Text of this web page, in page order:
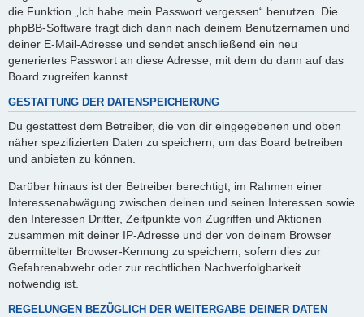
die Funktion „Ich habe mein Passwort vergessen“ benutzen. Die
phpBB-Software fragt dich dann nach deinem Benutzernamen und
deiner E-Mail-Adresse und sendet anschließend ein neu
generiertes Passwort an diese Adresse, mit dem du dann auf das
Board zugreifen kannst.
GESTATTUNG DER DATENSPEICHERUNG
Du gestattest dem Betreiber, die von dir eingegebenen und oben
näher spezifizierten Daten zu speichern, um das Board betreiben
und anbieten zu können.
Darüber hinaus ist der Betreiber berechtigt, im Rahmen einer
Interessenabwägung zwischen deinen und seinen Interessen sowie
den Interessen Dritter, Zeitpunkte von Zugriffen und Aktionen
zusammen mit deiner IP-Adresse und der von deinem Browser
übermittelter Browser-Kennung zu speichern, sofern dies zur
Gefahrenabwehr oder zur rechtlichen Nachverfolgbarkeit
notwendig ist.
REGELUNGEN BEZÜGLICH DER WEITERGABE DEINER DATEN